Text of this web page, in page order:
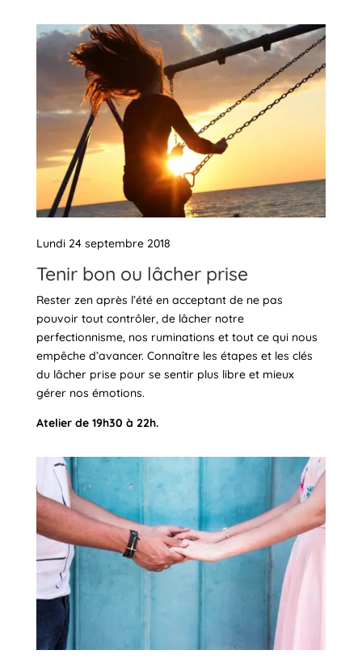
Lundi 24 septembre 2018
Tenir bon ou lâcher prise
Rester zen après l’été en acceptant de ne pas
pouvoir tout contrôler, de lâcher notre
perfectionnisme, nos ruminations et tout ce qui nous
empêche d’avancer. Connaître les étapes et les clés
du lâcher prise pour se sentir plus libre et mieux
gérer nos émotions.
Atelier de 19h30 à 22h.